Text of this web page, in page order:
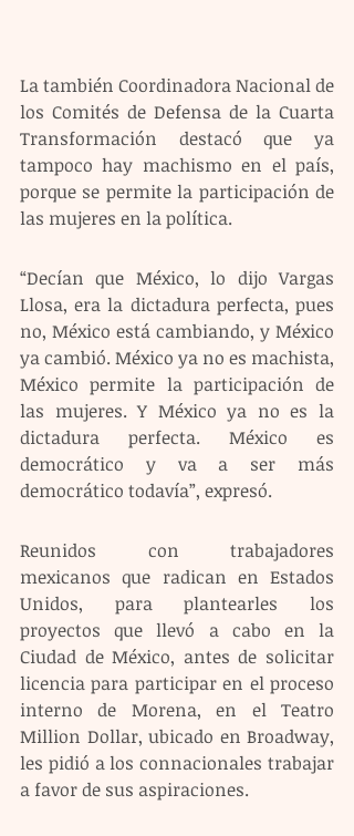
La también Coordinadora Nacional de
los Comités de Defensa de la Cuarta
Transformación destacó que ya
tampoco hay machismo en el país,
porque se permite la participación de
las mujeres en la política.
“Decían que México, lo dijo Vargas
Llosa, era la dictadura perfecta, pues
no, México está cambiando, y México
ya cambió. México ya no es machista,
México permite la participación de
las mujeres. Y México ya no es la
dictadura perfecta. México es
democrático y va a ser más
democrático todavía”, expresó.
Reunidos con trabajadores
mexicanos que radican en Estados
Unidos, para plantearles los
proyectos que llevó a cabo en la
Ciudad de México, antes de solicitar
licencia para participar en el proceso
interno de Morena, en el Teatro
Million Dollar, ubicado en Broadway,
les pidió a los connacionales trabajar
a favor de sus aspiraciones.